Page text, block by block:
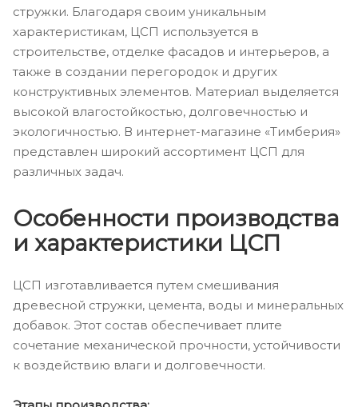
стружки. Благодаря своим уникальным
характеристикам, ЦСП используется в
строительстве, отделке фасадов и интерьеров, а
также в создании перегородок и других
конструктивных элементов. Материал выделяется
высокой влагостойкостью, долговечностью и
экологичностью. В интернет-магазине «Тимберия»
представлен широкий ассортимент ЦСП для
различных задач.
Особенности производства
и характеристики ЦСП
ЦСП изготавливается путем смешивания
древесной стружки, цемента, воды и минеральных
добавок. Этот состав обеспечивает плите
сочетание механической прочности, устойчивости
к воздействию влаги и долговечности.